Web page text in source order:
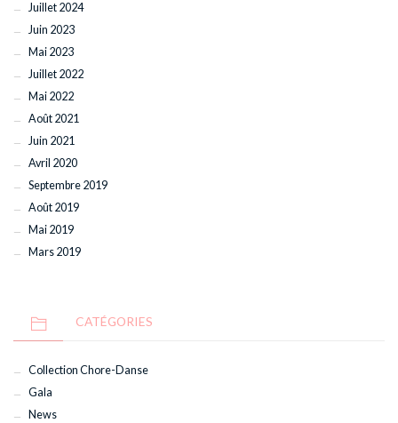
Juillet 2024
Juin 2023
Mai 2023
Juillet 2022
Mai 2022
Août 2021
Juin 2021
Avril 2020
Septembre 2019
Août 2019
Mai 2019
Mars 2019
CATÉGORIES
Collection Chore-Danse
Gala
News